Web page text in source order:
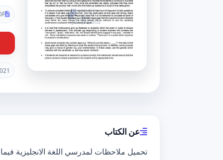
عن الكتاب